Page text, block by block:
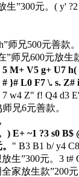
”300元。 ( y'
师兄500元善款。
师兄600元放生
5 M+ V5 g+ U7
# }# L0 F7 \. s. Z#
7 w4 Z" f! Q4 d3
兄6元善款。
) E+ ~1 ?3 s0 B$
" B3 B1 b/ y4
生”300元。 3 t#
家放生款”200元